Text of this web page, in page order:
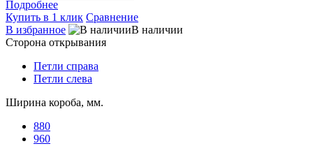
Подробнее
Купить в 1 клик Сравнение
В избранное
В наличии
Сторона открывания
Петли справа
Петли слева
Ширина короба, мм.
880
960